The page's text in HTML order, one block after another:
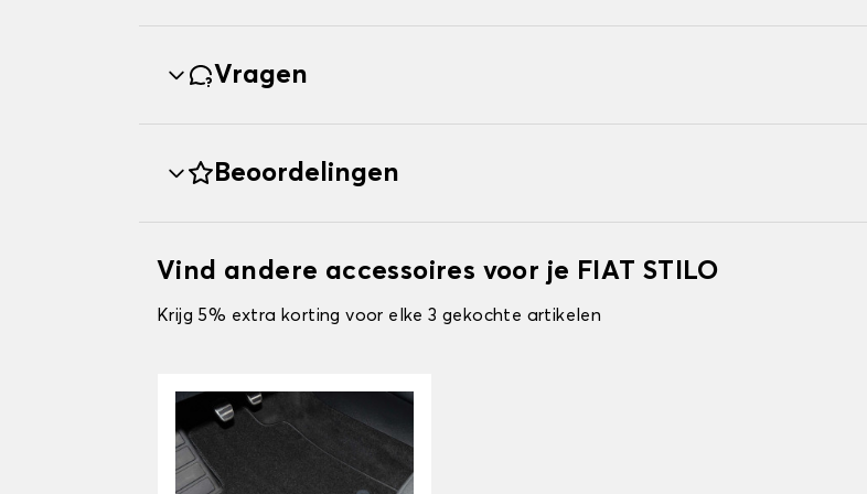
Vragen
Beoordelingen
Vind andere accessoires voor je FIAT STILO
Krijg 5% extra korting voor elke 3 gekochte artikelen